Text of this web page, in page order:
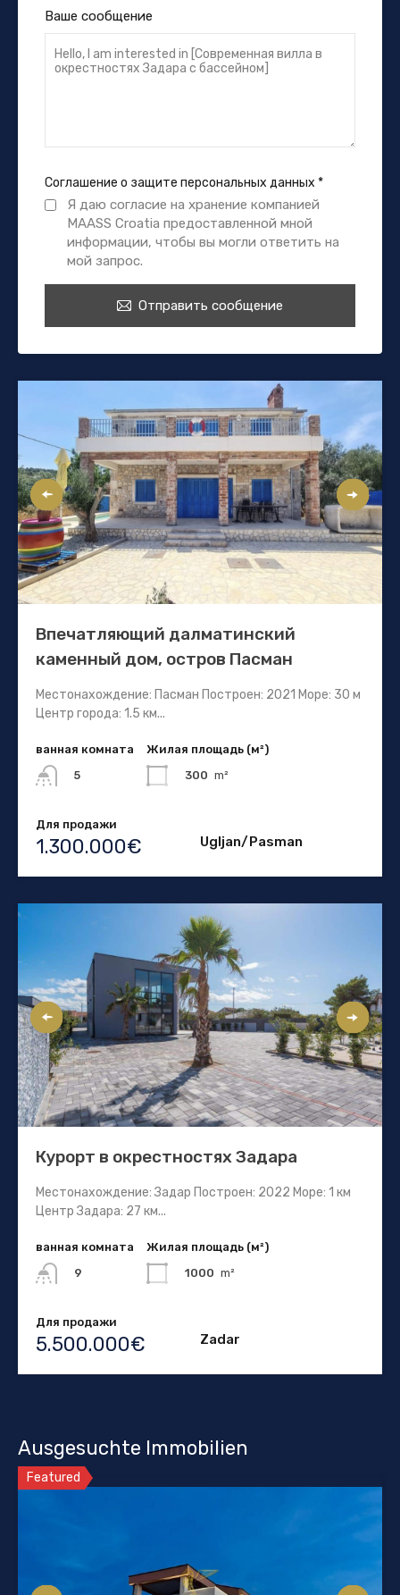
Ваше сообщение
Соглашение о защите персональных данных *
Я даю согласие на хранение компанией
MAASS Croatia предоставленной мной
информации, чтобы вы могли ответить на
мой запрос.
Отправить сообщение
Впечатляющий далматинский
каменный дом, остров Пасман
Местонахождение: Пасман Построен: 2021 Море: 30 м
Центр города: 1.5 км...
ванная комната
5
Жилая площадь (м²)
300 m²
Для продажи
1.300.000€ Ugljan/Pasman
Курорт в окрестностях Задара
Местонахождение: Задар Построен: 2022 Море: 1 км
Центр Задара: 27 км...
ванная комната
9
Жилая площадь (м²)
1000 m²
Для продажи
5.500.000€ Zadar
Ausgesuchte Immobilien
Featured